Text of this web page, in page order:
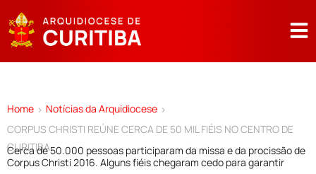
Home > Notícias da Arquidiocese >
CORPUS CHRISTI REÚNE CERCA DE 50 MIL FIÉIS NO CENTRO DE
CURITIBA
Cerca de 50.000 pessoas participaram da missa e da procissão de
Corpus Christi 2016. Alguns fiéis chegaram cedo para garantir